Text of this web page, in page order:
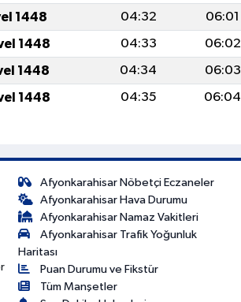
1448 04:32 06:01
1448 04:33 06:02
1448 04:34 06:03
1448 04:35 06:04
Afyonkarahisar Nöbetçi Eczaneler
Afyonkarahisar Hava Durumu
Afyonkarahisar Namaz Vakitleri
Afyonkarahisar Trafik Yoğunluk
Haritası
Puan Durumu ve Fikstür
Tüm Manşetler